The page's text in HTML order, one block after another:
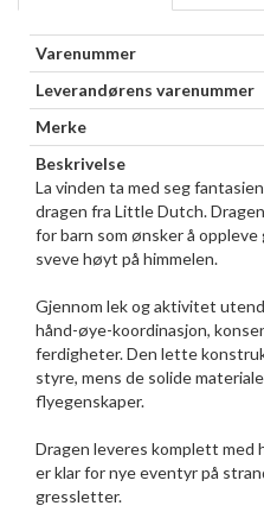
Varenummer
Leverandørens varenummer
Merke
Beskrivelse
La vinden ta med seg
dragen fra Little Dutch.
for barn som ønsker å
sveve høyt på himmelen.
Gjennom lek og aktivitet
hånd-øye-koordinasjon,
ferdigheter. Den lette
styre, mens de solide
flyegenskaper.
Dragen leveres komplett med
er klar for nye eventyr på
gressletter.